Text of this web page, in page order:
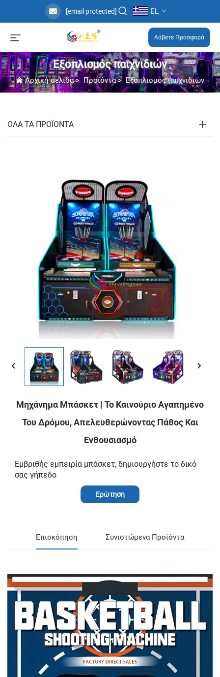
[email protected] EL
Λάβετε Προσφορά
Εξοπλισμός παιχνιδιών
Αρχική σελίδα> Προϊόντα>Εξοπλισμός παιχνιδιών
ΟΛΑ ΤΑ ΠΡΟΪΟΝΤΑ
Μηχάνημα Μπάσκετ | Το Καινούριο Αγαπημένο
Του Δρόμου, Απελευθερώνοντας Πάθος Και
Ενθουσιασμό
Εμβριθής εμπειρία μπάσκετ, δημιουργήστε το δικό
σας γήπεδο
Ερώτηση
Επισκόπηση Συνιστώμενα Προϊόντα